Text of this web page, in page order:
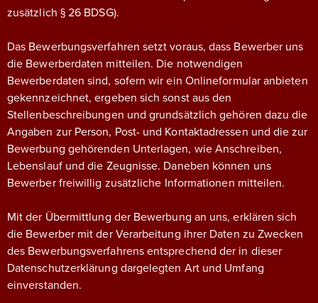
zusätzlich § 26 BDSG).
Das Bewerbungsverfahren setzt voraus, dass Bewerber uns
die Bewerberdaten mitteilen. Die notwendigen
Bewerberdaten sind, sofern wir ein Onlineformular anbieten
gekennzeichnet, ergeben sich sonst aus den
Stellenbeschreibungen und grundsätzlich gehören dazu die
Angaben zur Person, Post- und Kontaktadressen und die zur
Bewerbung gehörenden Unterlagen, wie Anschreiben,
Lebenslauf und die Zeugnisse. Daneben können uns
Bewerber freiwillig zusätzliche Informationen mitteilen.
Mit der Übermittlung der Bewerbung an uns, erklären sich
die Bewerber mit der Verarbeitung ihrer Daten zu Zwecken
des Bewerbungsverfahrens entsprechend der in dieser
Datenschutzerklärung dargelegten Art und Umfang
einverstanden.